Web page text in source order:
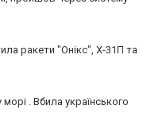
ракети "Онікс", Х-31П та
. Вбила українського